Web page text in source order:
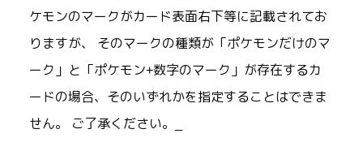
ケモンのマークがカード表面右下等に記載されてお
りますが、 そのマークの種類が「ポケモンだけのマ
ーク」と「ポケモン+数字のマーク」が存在するカ
ードの場合、そのいずれかを指定することはできま
せん。 ご了承ください。_